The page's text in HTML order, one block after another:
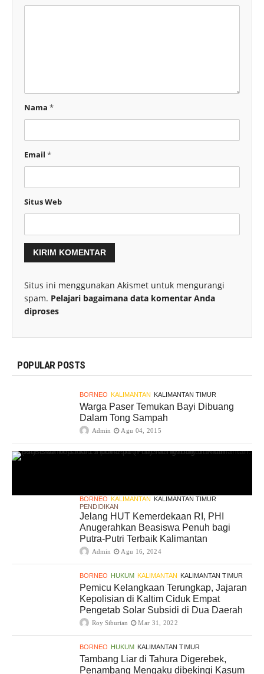
Nama *
Email *
Situs Web
Situs ini menggunakan Akismet untuk mengurangi
spam. Pelajari bagaimana data komentar Anda
diproses
POPULAR POSTS
BORNEO KALIMANTAN KALIMANTAN TIMUR
Warga Paser Temukan Bayi Dibuang
Dalam Tong Sampah
Admin Agu 04, 2015
BORNEO KALIMANTAN KALIMANTAN TIMUR
PENDIDIKAN
Jelang HUT Kemerdekaan RI, PHI
Anugerahkan Beasiswa Penuh bagi
Putra-Putri Terbaik Kalimantan
Admin Agu 16, 2024
BORNEO HUKUM KALIMANTAN KALIMANTAN TIMUR
Pemicu Kelangkaan Terungkap, Jajaran
Kepolisian di Kaltim Ciduk Empat
Pengetab Solar Subsidi di Dua Daerah
Roy Siburian Mar 31, 2022
BORNEO HUKUM KALIMANTAN TIMUR
Tambang Liar di Tahura Digerebek,
Penambang Mengaku dibekingi Kasum